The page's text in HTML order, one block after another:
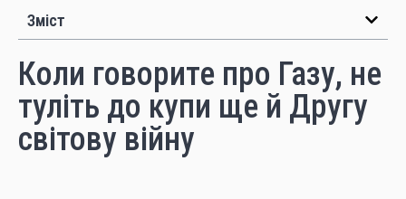
Зміст
Коли говорите про Газу, не
туліть до купи ще й Другу
світову війну